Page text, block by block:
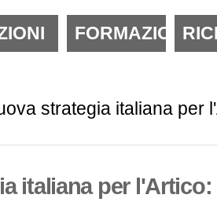
FORMAZIONE
strategia italiana per
italiana per